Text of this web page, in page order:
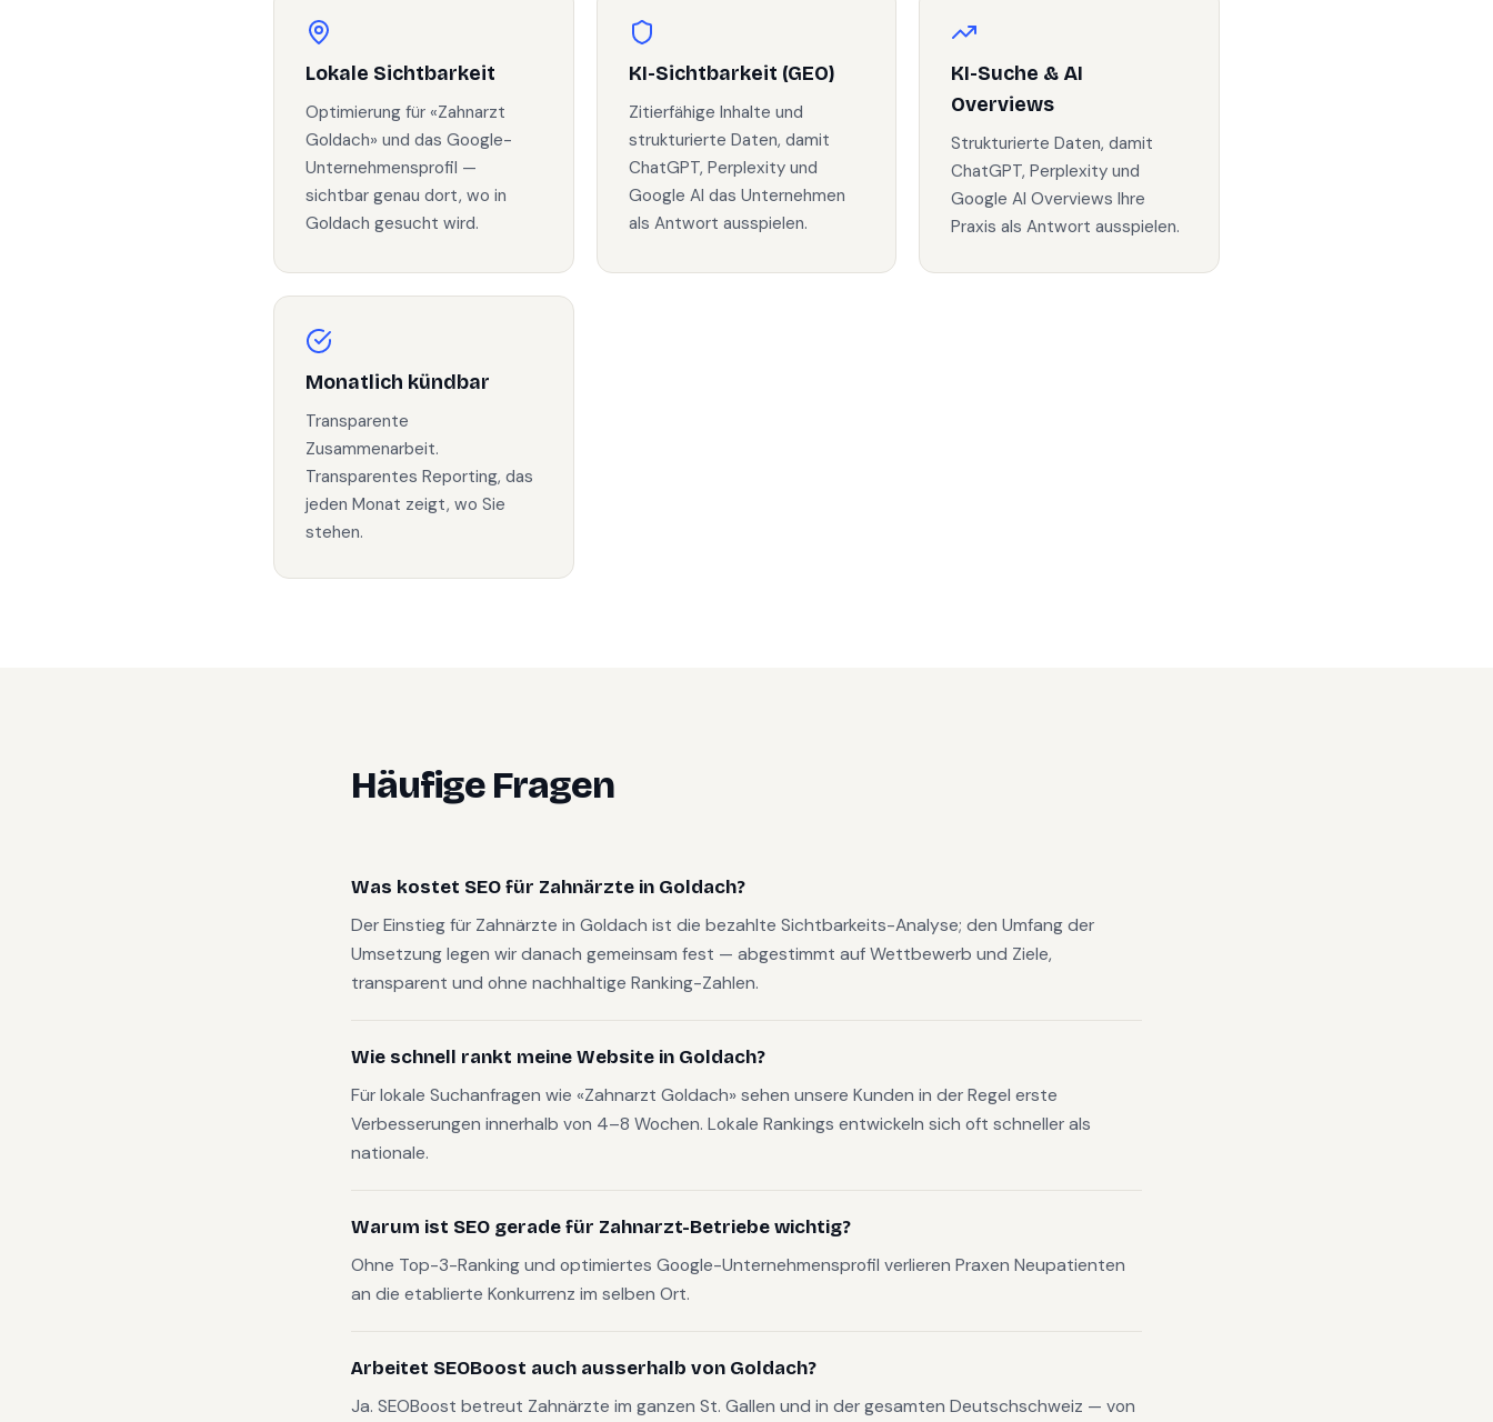
Lokale Sichtbarkeit
Optimierung für «Zahnarzt
Goldach» und das Google-
Unternehmensprofil —
sichtbar genau dort, wo in
Goldach gesucht wird.
KI-Sichtbarkeit (GEO)
Zitierfähige Inhalte und
strukturierte Daten, damit
ChatGPT, Perplexity und
Google AI das Unternehmen
als Antwort ausspielen.
KI-Suche & AI
Overviews
Strukturierte Daten, damit
ChatGPT, Perplexity und
Google AI Overviews Ihre
Praxis als Antwort ausspielen.
Monatlich kündbar
Transparente
Zusammenarbeit.
Transparentes Reporting, das
jeden Monat zeigt, wo Sie
stehen.
Häufige Fragen
Was kostet SEO für Zahnärzte in Goldach?
Der Einstieg für Zahnärzte in Goldach ist die bezahlte Sichtbarkeits-Analyse; den Umfang der
Umsetzung legen wir danach gemeinsam fest — abgestimmt auf Wettbewerb und Ziele,
transparent und ohne nachhaltige Ranking-Zahlen.
Wie schnell rankt meine Website in Goldach?
Für lokale Suchanfragen wie «Zahnarzt Goldach» sehen unsere Kunden in der Regel erste
Verbesserungen innerhalb von 4–8 Wochen. Lokale Rankings entwickeln sich oft schneller als
nationale.
Warum ist SEO gerade für Zahnarzt-Betriebe wichtig?
Ohne Top-3-Ranking und optimiertes Google-Unternehmensprofil verlieren Praxen Neupatienten
an die etablierte Konkurrenz im selben Ort.
Arbeitet SEOBoost auch ausserhalb von Goldach?
Ja. SEOBoost betreut Zahnärzte im ganzen St. Gallen und in der gesamten Deutschschweiz — von